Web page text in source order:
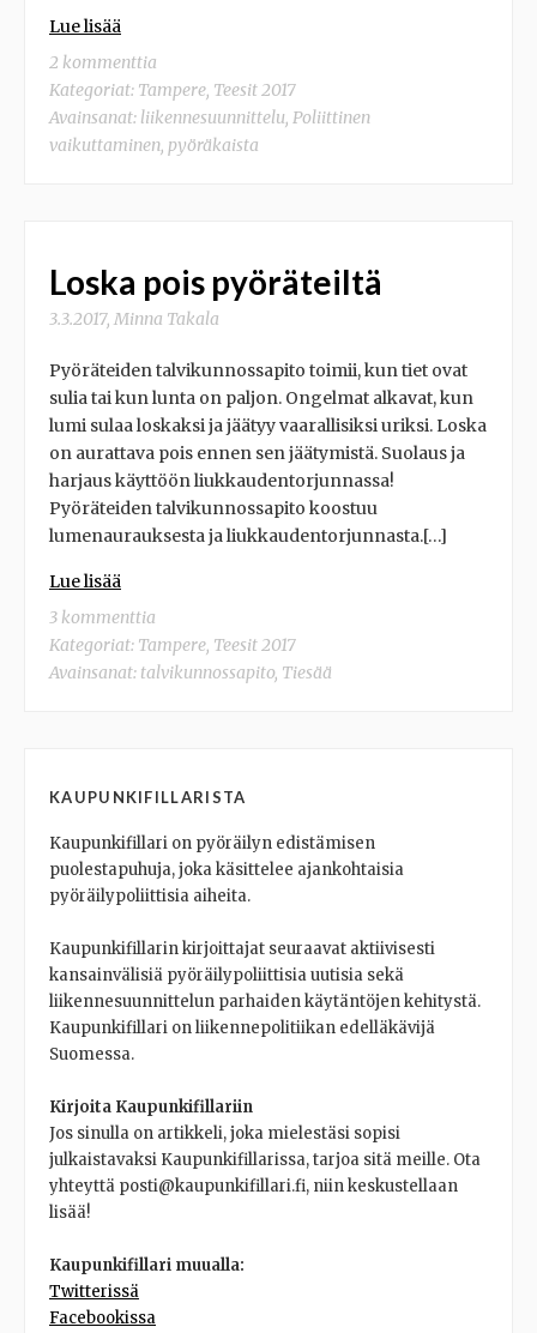
Lue lisää
2 kommenttia
Kategoriat: Tampere Teesit 2017
Avainsanat: liikennesuunnittelu Poliittinen
vaikuttaminen pyöräkaista
Loska pois pyöräteiltä
3.3.2017, Minna Takala
Pyöräteiden talvikunnossapito toimii, kun tiet ovat
sulia tai kun lunta on paljon. Ongelmat alkavat, kun
lumi sulaa loskaksi ja jäätyy vaarallisiksi uriksi. Loska
on aurattava pois ennen sen jäätymistä. Suolaus ja
harjaus käyttöön liukkaudentorjunnassa!
Pyöräteiden talvikunnossapito koostuu
lumenaurauksesta ja liukkaudentorjunnasta.[…]
Lue lisää
3 kommenttia
Kategoriat: Tampere Teesit 2017
Avainsanat: talvikunnossapito Tiesää
KAUPUNKIFILLARISTA
Kaupunkifillari on pyöräilyn edistämisen
puolestapuhuja, joka käsittelee ajankohtaisia
pyöräilypoliittisia aiheita.
Kaupunkifillarin kirjoittajat seuraavat aktiivisesti
kansainvälisiä pyöräilypoliittisia uutisia sekä
liikennesuunnittelun parhaiden käytäntöjen kehitystä.
Kaupunkifillari on liikennepolitiikan edelläkävijä
Suomessa.
Kirjoita Kaupunkifillariin
Jos sinulla on artikkeli, joka mielestäsi sopisi
julkaistavaksi Kaupunkifillarissa, tarjoa sitä meille. Ota
yhteyttä posti@kaupunkifillari.fi, niin keskustellaan
lisää!
Kaupunkifillari muualla:
Twitterissä
Facebookissa